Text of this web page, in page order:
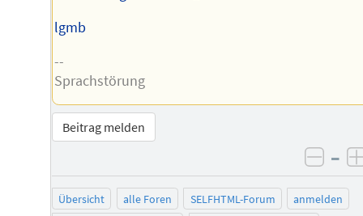
lgmb
--
Sprachstörung
Beitrag melden
–
Übersicht alle Foren SELFHTML-Forum
anmelden